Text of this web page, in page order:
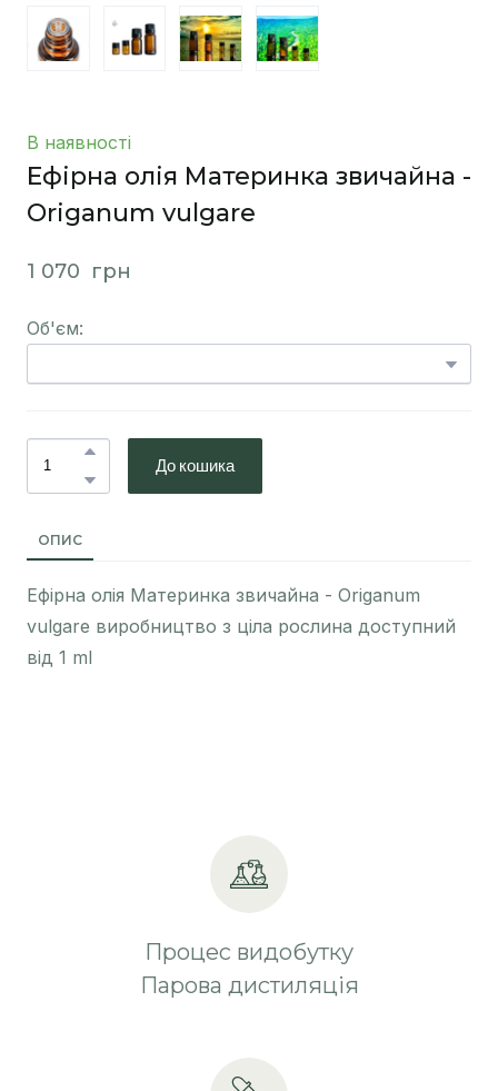
В наявності
Ефірна олія Материнка звичайна -
Origanum vulgare
1 070  грн
Об'єм:
До кошика
ОПИС
Ефірна олія Материнка звичайна - Origanum
vulgare виробництво з ціла рослина доступний
від 1 ml
Процес видобутку
Парова дистиляція